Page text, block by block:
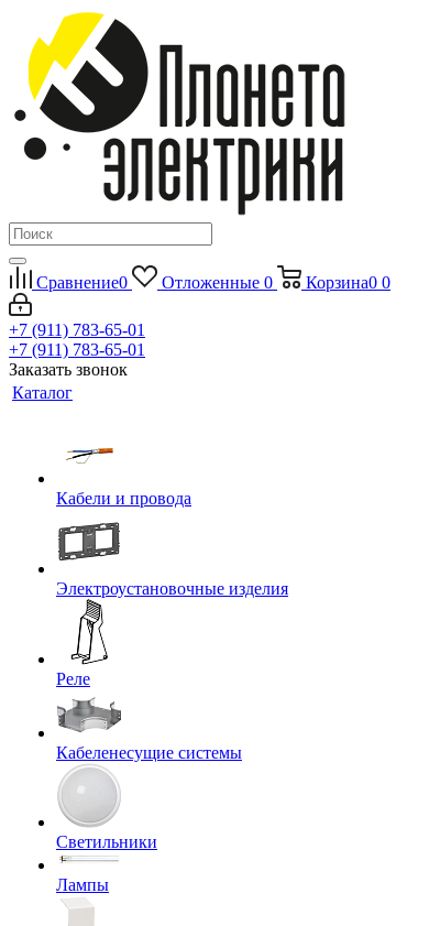
Сравнение0 Отложенные 0 Корзина0 0
+7 (911) 783-65-01
+7 (911) 783-65-01
Заказать звонок
Каталог
Кабели и провода
Электроустановочные изделия
Реле
Кабеленесущие системы
Светильники
Лампы